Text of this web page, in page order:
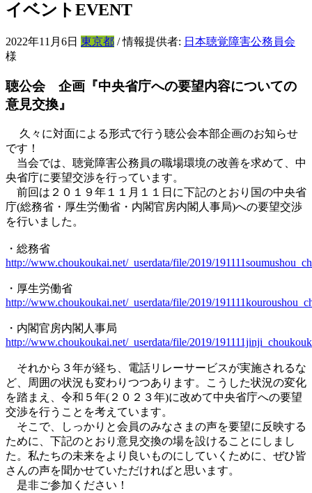
イベントEVENT
2022年11月6日 東京都 / 情報提供者: 日本聴覚障害公務員会
様
聴公会 企画『中央省庁への要望内容についての
意見交換』
久々に対面による形式で行う聴公会本部企画のお知らせ
です！
当会では、聴覚障害公務員の職場環境の改善を求めて、中
央省庁に要望交渉を行っています。
前回は２０１９年１１月１１日に下記のとおり国の中央省
庁(総務省・厚生労働省・内閣官房内閣人事局)への要望交渉
を行いました。
・総務省
http://www.choukoukai.net/_userdata/file/2019/
・厚生労働省
http://www.choukoukai.net/_userdata/file/2019/
・内閣官房内閣人事局
http://www.choukoukai.net/_userdata/file/2019/
それから３年が経ち、電話リレーサービスが実施されるな
ど、周囲の状況も変わりつつあります。こうした状況の変化
を踏まえ、令和５年(２０２３年)に改めて中央省庁への要望
交渉を行うことを考えています。
そこで、しっかりと会員のみなさまの声を要望に反映する
ために、下記のとおり意見交換の場を設けることにしまし
た。私たちの未来をより良いものにしていくために、ぜひ皆
さんの声を聞かせていただければと思います。
是非ご参加ください！